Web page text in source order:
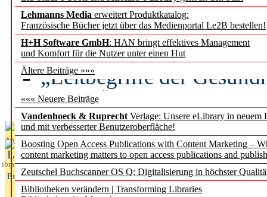
Lehmanns Media erweitert Produktkatalog:
Französische Bücher jetzt über das Medienportal Le2B bestellen!
H+H Software GmbH: HAN bringt effektives Management
und Komfort für die Nutzer unter einen Hut
Ältere Beiträge »»»
««« Neuere Beiträge
Vandenhoeck & Ruprecht Verlage: Unsere eLibrary in neuem
und mit verbesserter Benutzeroberfläche!
Boosting Open Access Publications with Content Marketing –
content marketing matters to open access publications and
Zeutschel Buchscanner OS Q: Digitalisierung in höchster
Bibliotheken verändern | Transforming Libraries
Künstliche Intelligenz
besser zu verstehen
„Leitbegriffe der
des BIÖG erscheinen
Aktuelles aus
L
ibrary
Essentials